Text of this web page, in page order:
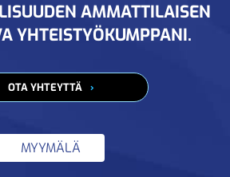
AMMATTILAISEN
YHTEISTYÖKUMPPANI.
OTA YHTEYTTÄ
MYYMÄLÄ